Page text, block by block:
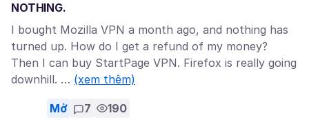
NOTHING.
I bought Mozilla VPN a month ago, and nothing has
turned up. How do I get a refund of my money?
Then I can buy StartPage VPN. Firefox is really going
downhill. … (xem thêm)
Mở 7 190